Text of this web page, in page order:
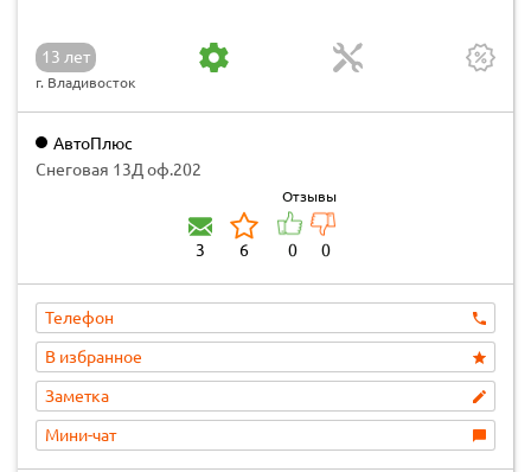
13 лет
г. Владивосток
АвтоПлюс
Снеговая 13Д оф.202
3 6
Отзывы
0 0
Телефон
В избранное
Заметка
Мини-чат